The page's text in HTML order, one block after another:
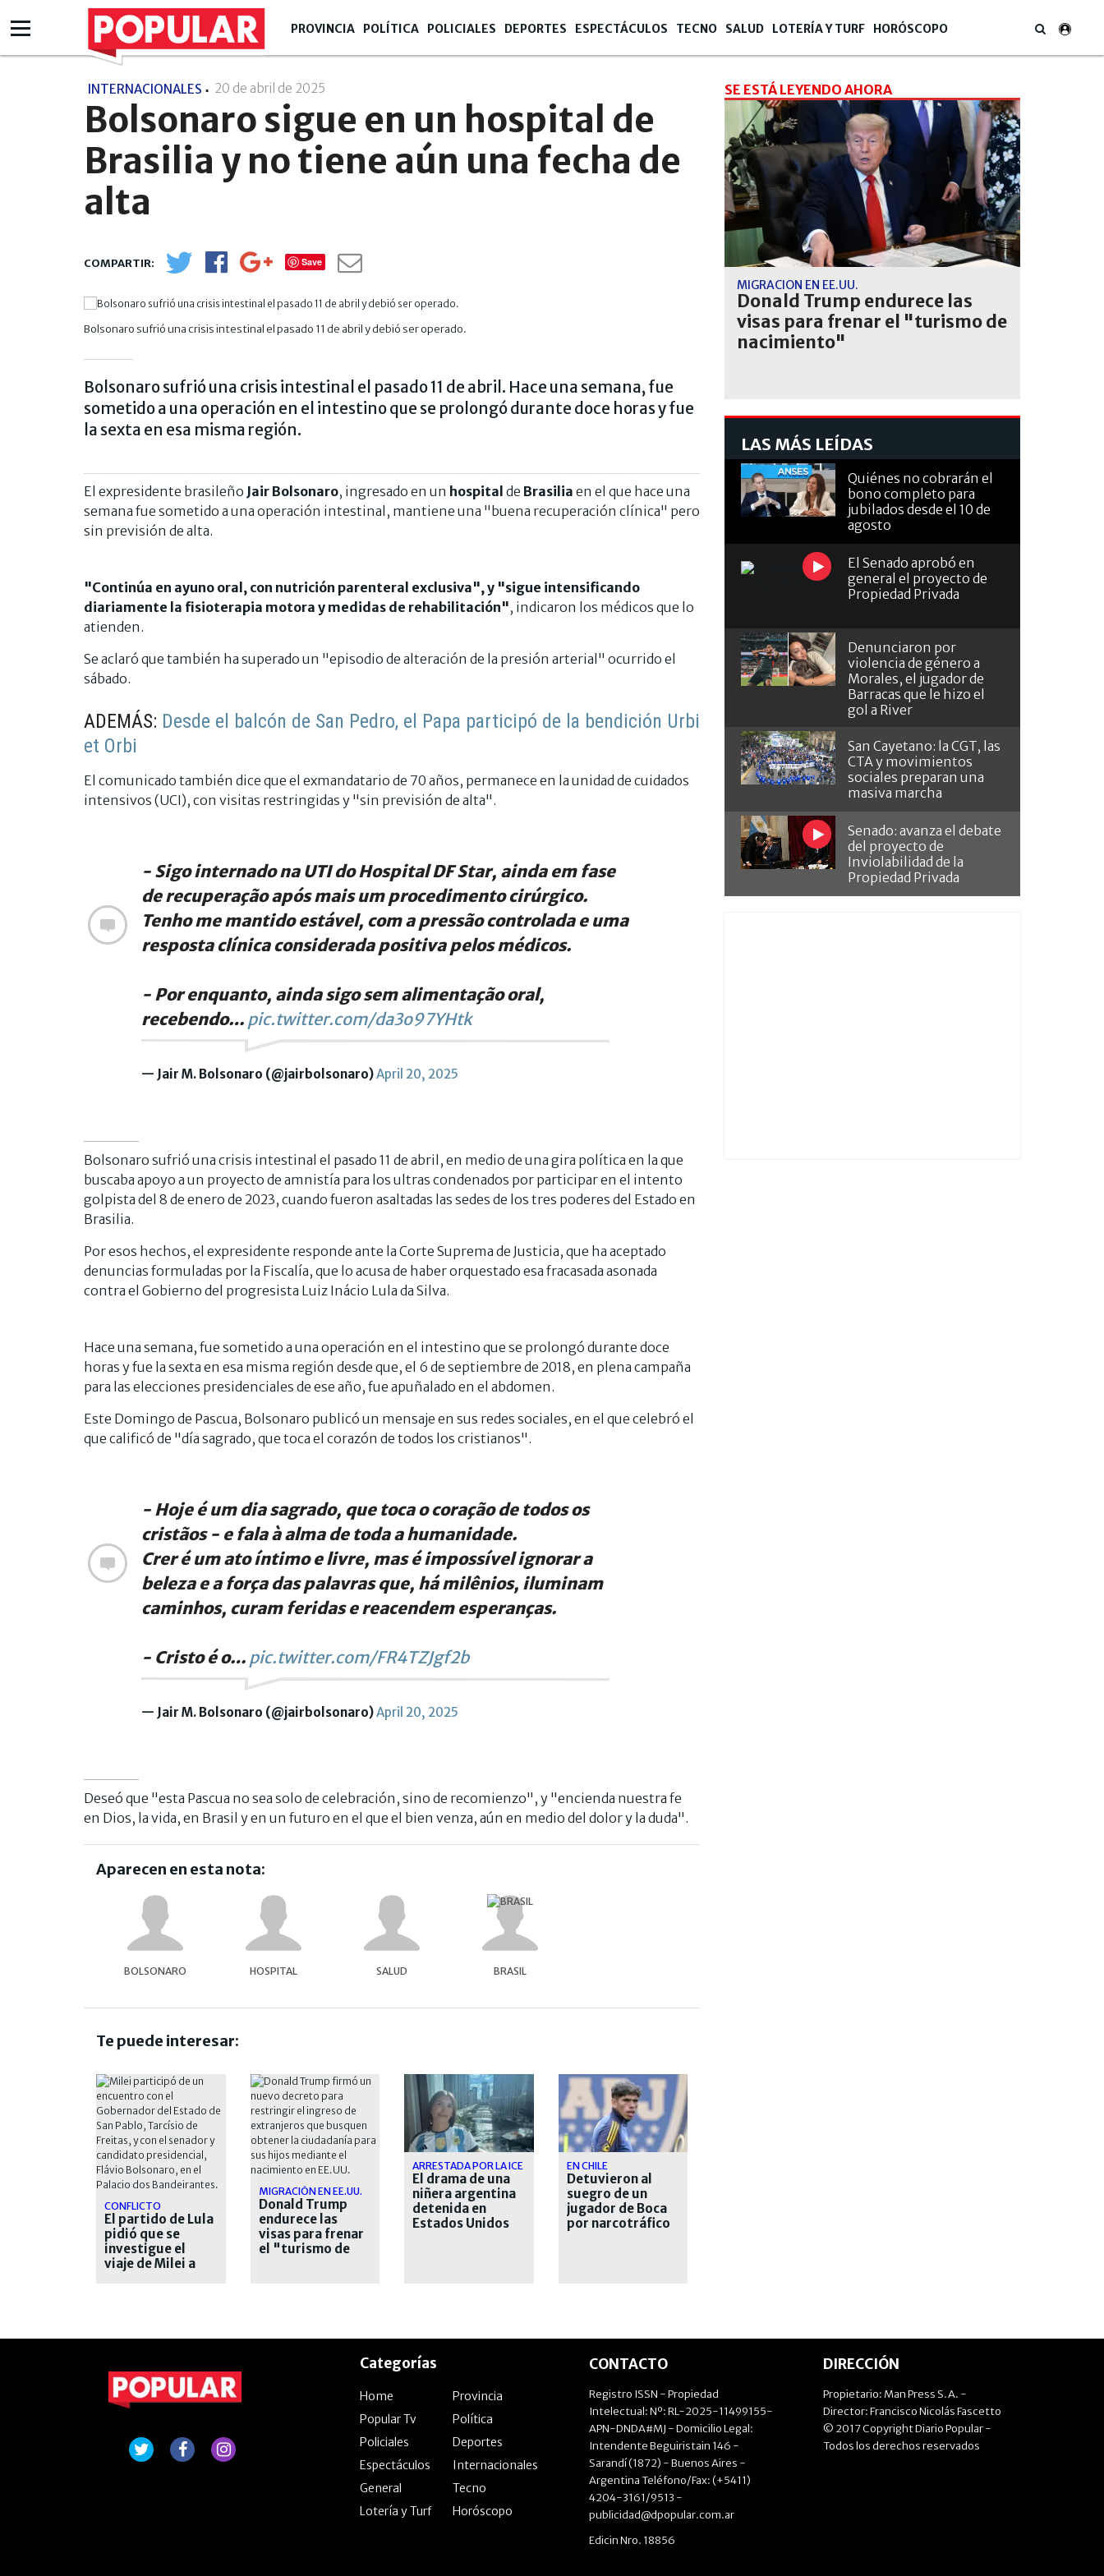
PROVINCIA POLÍTICA POLICIALES DEPORTES ESPECTÁCULOS TECNO SALUD LOTERÍA Y TURF HORÓSCOPO
INTERNACIONALES 20 de abril de 2025
Bolsonaro sigue en un hospital de
Brasilia y no tiene aún una fecha de
alta
Save
Bolsonaro sufrió una crisis intestinal el pasado 11 de abril y debió ser operado.
Bolsonaro sufrió una crisis intestinal el pasado 11 de abril. Hace una semana, fue
sometido a una operación en el intestino que se prolongó durante doce horas y fue
la sexta en esa misma región.
El expresidente brasileño Jair Bolsonaro, ingresado en un hospital de Brasilia en el que hace una
semana fue sometido a una operación intestinal, mantiene una "buena recuperación clínica" pero
sin previsión de alta.
"Continúa en ayuno oral, con nutrición parenteral exclusiva", y "sigue intensificando
diariamente la fisioterapia motora y medidas de rehabilitación", indicaron los médicos que lo
atienden.
Se aclaró que también ha superado un "episodio de alteración de la presión arterial" ocurrido el
sábado.
ADEMÁS: Desde el balcón de San Pedro, el Papa participó de la bendición Urbi
et Orbi
El comunicado también dice que el exmandatario de 70 años, permanece en la unidad de cuidados
intensivos (UCI), con visitas restringidas y "sin previsión de alta".
- Sigo internado na UTI do Hospital DF Star, ainda em fase
de recuperação após mais um procedimento cirúrgico.
Tenho me mantido estável, com a pressão controlada e uma
resposta clínica considerada positiva pelos médicos.
- Por enquanto, ainda sigo sem alimentação oral,
recebendo… pic.twitter.com/da3o97YHtk
— Jair M. Bolsonaro (@jairbolsonaro)April 20, 2025
Bolsonaro sufrió una crisis intestinal el pasado 11 de abril, en medio de una gira política en la que
buscaba apoyo a un proyecto de amnistía para los ultras condenados por participar en el intento
golpista del 8 de enero de 2023, cuando fueron asaltadas las sedes de los tres poderes del Estado en
Brasilia.
Por esos hechos, el expresidente responde ante la Corte Suprema de Justicia, que ha aceptado
denuncias formuladas por la Fiscalía, que lo acusa de haber orquestado esa fracasada asonada
contra el Gobierno del progresista Luiz Inácio Lula da Silva.
Hace una semana, fue sometido a una operación en el intestino que se prolongó durante doce
horas y fue la sexta en esa misma región desde que, el 6 de septiembre de 2018, en plena campaña
para las elecciones presidenciales de ese año, fue apuñalado en el abdomen.
Este Domingo de Pascua, Bolsonaro publicó un mensaje en sus redes sociales, en el que celebró el
que calificó de "día sagrado, que toca el corazón de todos los cristianos".
- Hoje é um dia sagrado, que toca o coração de todos os
cristãos - e fala à alma de toda a humanidade.
Crer é um ato íntimo e livre, mas é impossível ignorar a
beleza e a força das palavras que, há milênios, iluminam
caminhos, curam feridas e reacendem esperanças.
- Cristo é o… pic.twitter.com/FR4TZJgf2b
— Jair M. Bolsonaro (@jairbolsonaro)April 20, 2025
Deseó que "esta Pascua no sea solo de celebración, sino de recomienzo", y "encienda nuestra fe
en Dios, la vida, en Brasil y en un futuro en el que el bien venza, aún en medio del dolor y la duda".
Aparecen en esta nota:
BOLSONARO HOSPITAL SALUD BRASIL
Te puede interesar:
CONFLICTO
El partido de Lula
pidió que se
investigue el
viaje de Milei a
MIGRACIÓN EN EE.UU.
Donald Trump
endurece las
visas para frenar
el "turismo de
ARRESTADA POR LA ICE
El drama de una
niñera argentina
detenida en
Estados Unidos
EN CHILE
Detuvieron al
suegro de un
jugador de Boca
por narcotráfico
SE ESTÁ LEYENDO AHORA
MIGRACIÓN EN EE.UU.
Donald Trump endurece las
visas para frenar el "turismo de
nacimiento"
LAS MÁS LEÍDAS
Quiénes no cobrarán el
bono completo para
jubilados desde el 10 de
agosto
El Senado aprobó en
general el proyecto de
Propiedad Privada
Denunciaron por
violencia de género a
Morales, el jugador de
Barracas que le hizo el
gol a River
San Cayetano: la CGT, las
CTA y movimientos
sociales preparan una
masiva marcha
Senado: avanza el debate
del proyecto de
Inviolabilidad de la
Propiedad Privada
Categorías
Home
Provincia
Popular Tv
Política
Policiales
Deportes
Espectáculos
Internacionales
General
Tecno
Lotería y Turf
Horóscopo
CONTACTO
Registro ISSN - Propiedad
Intelectual: Nº: RL-2025-11499155-
APN-DNDA#MJ - Domicilio Legal:
Intendente Beguiristain 146 -
Sarandí (1872) - Buenos Aires -
Argentina Teléfono/Fax: (+5411)
4204-3161/9513 -
publicidad@dpopular.com.ar
Edicin Nro. 18856
DIRECCIÓN
Propietario: Man Press S.A. -
Director: Francisco Nicolás Fascetto
© 2017 Copyright Diario Popular -
Todos los derechos reservados